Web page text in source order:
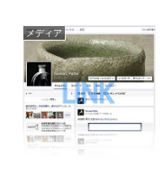
メディア